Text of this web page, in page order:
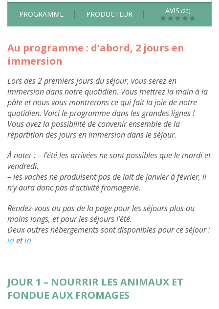
PROGRAMME PRODUCTEUR AVIS (20)
Au programme : d'abord, 2 jours en
immersion
Lors des 2 premiers jours du séjour, vous serez en
immersion dans notre quotidien. Vous mettrez la main à la
pâte et nous vous montrerons ce qui fait la joie de notre
quotidien. Voici le programme dans les grandes lignes !
Vous avez la possibilité de convenir ensemble de la
répartition des jours en immersion dans le séjour.
À noter : – l’été les arrivées ne sont possibles que le mardi et
vendredi.
– les vaches ne produisent pas de lait de janvier à février, il
n’y aura donc pas d’activité fromagerie.
Rendez-vous au pas de la page pour les séjours plus ou
moins longs, et pour les séjours l’été.
Deux autres hébergements sont disponibles pour ce séjour :
ici etici
JOUR 1 – NOURRIR LES ANIMAUX ET
FONDUE AUX FROMAGES